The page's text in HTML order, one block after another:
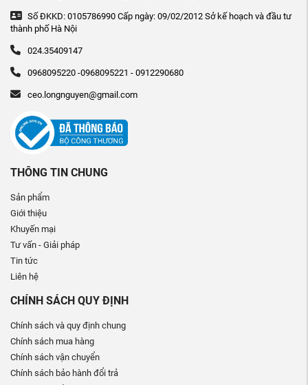
Số ĐKKD: 0105786990 Cấp ngày: 09/02/2012 Sở kế hoạch và đầu tư
thành phố Hà Nội
024.35409147
0968095220 -0968095221 - 0912290680
ceo.longnguyen@gmail.com
THÔNG TIN CHUNG
Sản phẩm
Giới thiệu
Khuyến mại
Tư vấn - Giải pháp
Tin tức
Liên hệ
CHÍNH SÁCH QUY ĐỊNH
Chính sách và quy định chung
Chính sách mua hàng
Chính sách vận chuyển
Chính sách bảo hành đổi trả